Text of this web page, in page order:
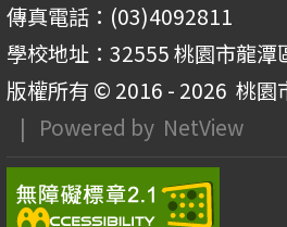
傳真電話：(03)4092811
學校地址：32555 桃園市龍潭
版權所有 © 2016 - 2026 桃園
| Powered by NetView